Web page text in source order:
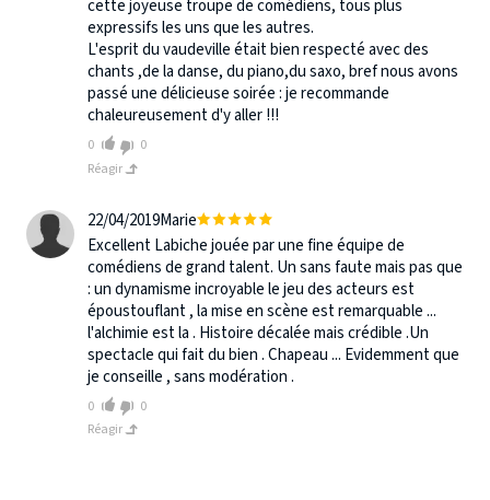
cette joyeuse troupe de comédiens, tous plus
expressifs les uns que les autres.
L'esprit du vaudeville était bien respecté avec des
chants ,de la danse, du piano,du saxo, bref nous avons
passé une délicieuse soirée : je recommande
chaleureusement d'y aller !!!
0
0
Réagir
22/04/2019Marie
Excellent Labiche jouée par une fine équipe de
comédiens de grand talent. Un sans faute mais pas que
: un dynamisme incroyable le jeu des acteurs est
époustouflant , la mise en scène est remarquable ...
l'alchimie est la . Histoire décalée mais crédible .Un
spectacle qui fait du bien . Chapeau ... Evidemment que
je conseille , sans modération .
0
0
Réagir